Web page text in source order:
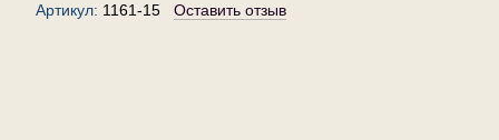
Артикул: 1161-15 Оставить отзыв